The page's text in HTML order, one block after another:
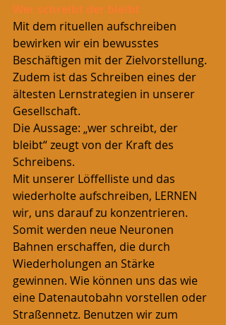
Wer schreibt der bleibt
Mit dem rituellen aufschreiben
bewirken wir ein bewusstes
Beschäftigen mit der Zielvorstellung.
Zudem ist das Schreiben eines der
ältesten Lernstrategien in unserer
Gesellschaft.
Die Aussage: „wer schreibt, der
bleibt“ zeugt von der Kraft des
Schreibens.
Mit unserer Löffelliste und das
wiederholte aufschreiben, LERNEN
wir, uns darauf zu konzentrieren.
Somit werden neue Neuronen
Bahnen erschaffen, die durch
Wiederholungen an Stärke
gewinnen. Wie können uns das wie
eine Datenautobahn vorstellen oder
Straßennetz. Benutzen wir zum